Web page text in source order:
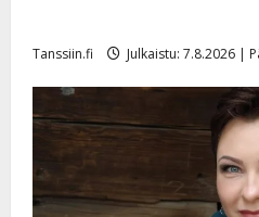
Tanssiin.fi Julkaistu: 7.8.2026 |